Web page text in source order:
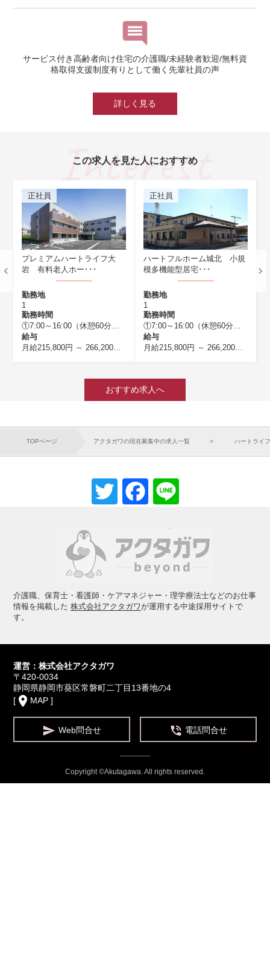
サービス付き高齢者向け住宅の介護職/未経験者歓迎/無料資
格取得支援制度有りとして働く先輩社員の声
詳しく見る
この求人を見た人におすすめ
円以上） 夜勤手当5,000円/1回 ※夜勤4回実施した場合 ※処遇改善手当等（
※能力・経験により優遇
正社員
プレミアムハートライフ大
岩 有料老人ホー･･･
勤務地
1
勤務時間
①7:00～16:00（休憩60分） ②8:30～17:30（休憩60分） ③10:00～19:00（休憩60分） ④11:00～20:00（休憩60分） ⑤13:00～22:00（休憩60分） ⑥16:00～翌10:00（休憩120分） ⑦22:00～翌7:00（休憩60分）
給与
月給215,800円 ～ 266,200円
(介護福祉士の場合は214,800円以上)
正社員
ハートフルホーム城北 小規
模多機能型居宅･･･
勤務地
1
勤務時間
①7:00～16:00（休憩60分） ②8:30～17:30（休憩60分） ③10：00～19：00（休憩60分） ④11:00～20:00（休憩60分） ⑤16:00～翌10:00（休憩120分）
給与
月給215,800円 ～ 266,200円
おすすめ求人へ
TOPページ アクタガワの現在募集中の求人一覧 ハートライ
TwitterFacebook
介護職、保育士・看護師・ケアマネジャー・理学療法士などのお仕事
情報を掲載した株式会社アクタガワが運用する中途採用サイトで
す。
運営：株式会社アクタガワ
〒420-0034
静岡県静岡市葵区常磐町二丁目13番地の4
[ place MAP ]
 Web問合せ  電話問合せ
Copyright ©Akutagawa. All rights reserved.